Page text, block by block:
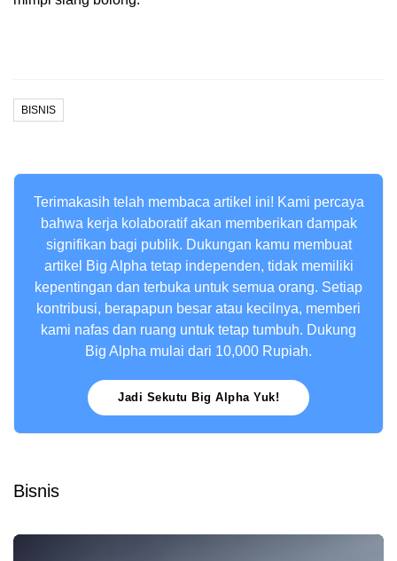
BISNIS
Terimakasih telah membaca artikel ini! Kami percaya
bahwa kerja kolaboratif akan memberikan dampak
signifikan bagi publik. Dukungan kamu membuat
artikel Big Alpha tetap independen, tidak memiliki
kepentingan dan terbuka untuk semua orang. Setiap
kontribusi, berapapun besar atau kecilnya, memberi
kami nafas dan ruang untuk tetap tumbuh. Dukung
Big Alpha mulai dari 10,000 Rupiah.
Jadi Sekutu Big Alpha Yuk!
Bisnis